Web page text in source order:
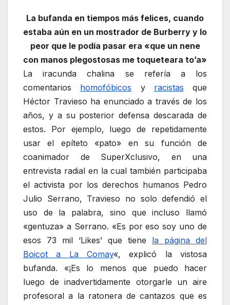
La bufanda en tiempos más felices, cuando
estaba aún en un mostrador de Burberry y lo
peor que le podía pasar era «que un nene
con manos plegostosas me toqueteara to’a»
La iracunda chalina se refería a los
comentarios homofóbicos y racistas que
Héctor Travieso ha enunciado a través de los
años, y a su posterior defensa descarada de
estos. Por ejemplo, luego de repetidamente
usar el epíteto «pato» en su función de
coanimador de SuperXclusivo, en una
entrevista radial en la cual también participaba
el activista por los derechos humanos Pedro
Julio Serrano, Travieso no solo defendió el
uso de la palabra, sino que incluso llamó
«gentuza» a Serrano. «Es por eso soy uno de
esos 73 mil ‘Likes’ que tiene la página del
Boicot a La Comay«, explicó la vistosa
bufanda. «¡Es lo menos que puedo hacer
luego de inadvertidamente otorgarle un aire
profesoral a la ratonera de cantazos que es